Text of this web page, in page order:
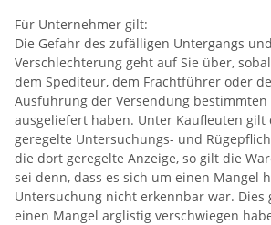
Für Unternehmer gilt:
Die Gefahr des zufälligen Untergangs
Verschlechterung geht auf Sie über,
dem Spediteur, dem Frachtführer oder
Ausführung der Versendung bestimmten
ausgeliefert haben. Unter Kaufleuten gilt
geregelte Untersuchungs- und
die dort geregelte Anzeige, so gilt die
sei denn, dass es sich um einen Mangel
Untersuchung nicht erkennbar war.
einen Mangel arglistig verschwiegen